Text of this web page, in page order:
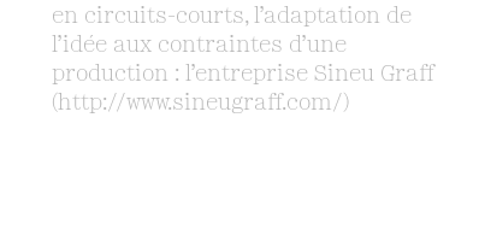
en circuits-courts, l’adaptation de
l’idée aux contraintes d’une
production : l’entreprise Sineu Graff
(http://www.sineugraff.com/)